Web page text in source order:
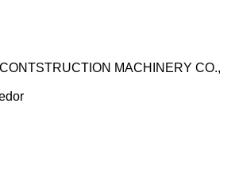
MACHINERY CO.,